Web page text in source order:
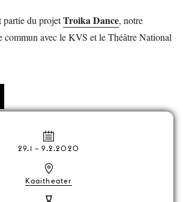
partie du projetTroika Dance, notre
commun avec le KVS et le Théâtre National
29.1 –9.2.2020
Kaaitheater